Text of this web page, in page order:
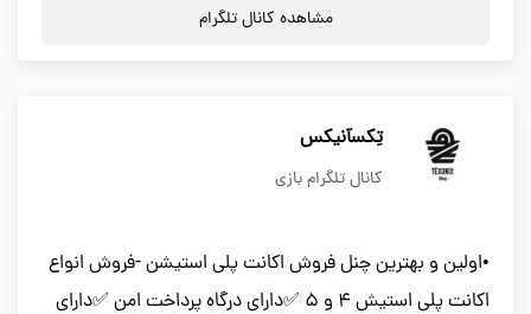
مشاهده کانال تلگرام
تِکسآنیکس
کانال تلگرام بازی
•اولین و بهترین چنل فروش اکانت پلی استیشن -فروش انواع
اکانت پلی استیش ۴ و ۵ ✅دارای درگاه پرداخت امن ✅دارای